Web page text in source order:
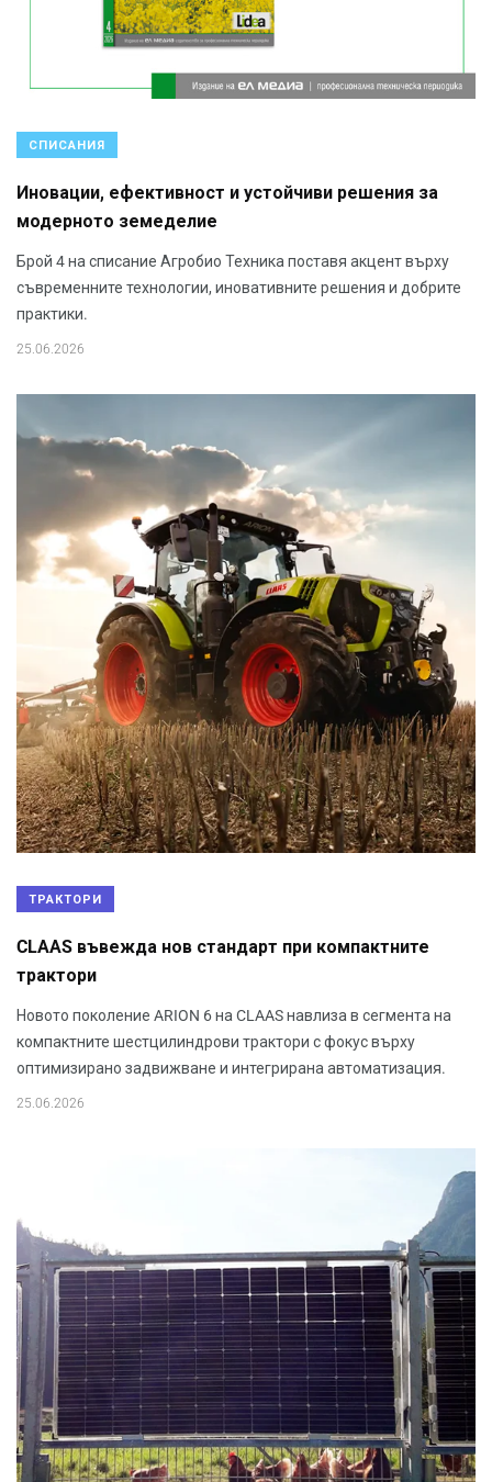
СПИСАНИЯ
Иновации, ефективност и устойчиви решения за
модерното земеделие
Брой 4 на списание Агробио Техника поставя акцент върху
съвременните технологии, иновативните решения и добрите
практики.
25.06.2026
ТРАКТОРИ
CLAAS въвежда нов стандарт при компактните
трактори
Новото поколение ARION 6 на CLAAS навлиза в сегмента на
компактните шестцилиндрови трактори с фокус върху
оптимизирано задвижване и интегрирана автоматизация.
25.06.2026